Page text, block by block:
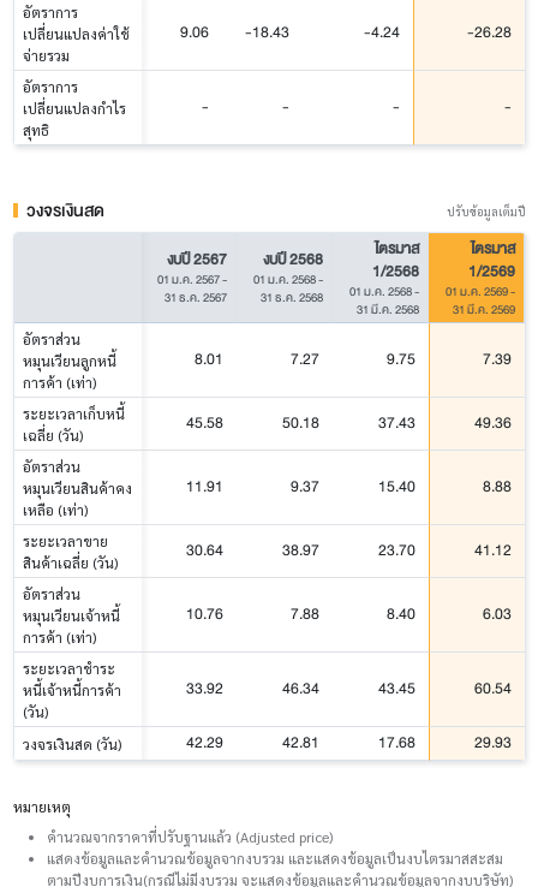
อัตราการ
เปลี่ยนแปลงค่าใช้
จ่ายรวม
9.06 -18.43 -4.24 -26.28
อัตราการ
เปลี่ยนแปลงกำไร
สุทธิ
- - - -
วงจรเงินสด ปรับข้อมูลเต็มปี
งบปี 2567
01 ม.ค. 2567-
31 ธ.ค. 2567
งบปี 2568
01 ม.ค. 2568-
31 ธ.ค. 2568
ไตรมาส
1/2568
01 ม.ค. 2568-
31 มี.ค. 2568
ไตรมาส
1/2569
01 ม.ค. 2569-
31 มี.ค. 2569
อัตราส่วน
หมุนเวียนลูกหนี้
การค้า (เท่า)
8.01 7.27 9.75 7.39
ระยะเวลาเก็บหนี้
เฉลี่ย (วัน)
45.58 50.18 37.43 49.36
อัตราส่วน
หมุนเวียนสินค้าคง
เหลือ (เท่า)
11.91 9.37 15.40 8.88
ระยะเวลาขาย
สินค้าเฉลี่ย (วัน)
30.64 38.97 23.70 41.12
อัตราส่วน
หมุนเวียนเจ้าหนี้
การค้า (เท่า)
10.76 7.88 8.40 6.03
ระยะเวลาชำระ
หนี้เจ้าหนี้การค้า
(วัน)
33.92 46.34 43.45 60.54
วงจรเงินสด (วัน) 42.29 42.81 17.68 29.93
หมายเหตุ
คำนวณจากราคาที่ปรับฐานแล้ว (Adjusted price)
แสดงข้อมูลและคำนวณข้อมูลจากงบรวม และแสดงข้อมูลเป็นงบไตรมาสสะสม
ตามปีงบการเงิน(กรณีไม่มีงบรวม จะแสดงข้อมูลและคำนวณข้อมูลจากงบบริษัท)